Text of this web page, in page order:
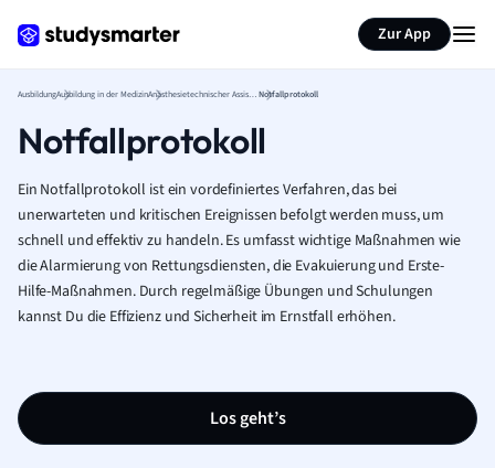
Zur App
AusbildungAusbildung in der Medizin Anästhesietechnischer Assistent AusbildungNotfallprotokoll
Notfallprotokoll
Ein Notfallprotokoll ist ein vordefiniertes Verfahren, das bei
unerwarteten und kritischen Ereignissen befolgt werden muss, um
schnell und effektiv zu handeln. Es umfasst wichtige Maßnahmen wie
die Alarmierung von Rettungsdiensten, die Evakuierung und Erste-
Hilfe-Maßnahmen. Durch regelmäßige Übungen und Schulungen
kannst Du die Effizienz und Sicherheit im Ernstfall erhöhen.
Los geht’s